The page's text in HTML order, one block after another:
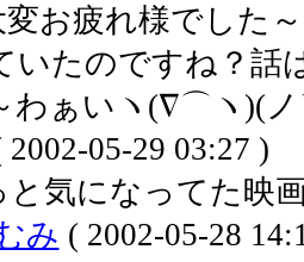
変お疲れ様でした
いたのですね？話
わぁいヽ(∇⌒ヽ)(
2002-05-29 03:27 )
と気になってた映
み ( 2002-05-28